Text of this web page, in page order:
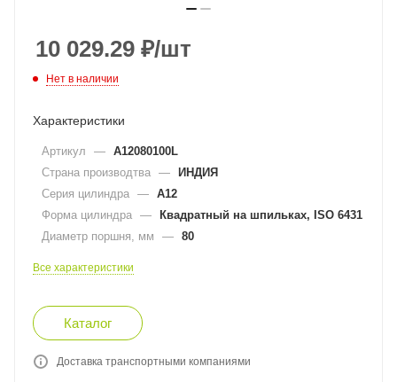
10 029.29 ₽/шт
Нет в наличии
Характеристики
Артикул — A12080100L
Страна производтва — ИНДИЯ
Серия цилиндра — A12
Форма цилиндра — Квадратный на шпильках, ISO 6431
Диаметр поршня, мм
— 80
Все характеристики
Каталог
Доставка транспортными компаниями